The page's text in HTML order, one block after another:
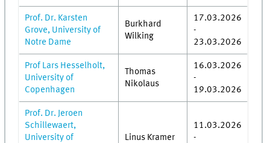
Prof. Dr. Karsten
Grove, University of
Notre Dame
Burkhard
Wilking
17.03.2026
-
23.03.2026
Prof Lars Hesselholt,
University of
Copenhagen
Thomas
Nikolaus
16.03.2026
-
19.03.2026
Prof. Dr. Jeroen
Schillewaert,
University of
Linus Kramer
11.03.2026
-